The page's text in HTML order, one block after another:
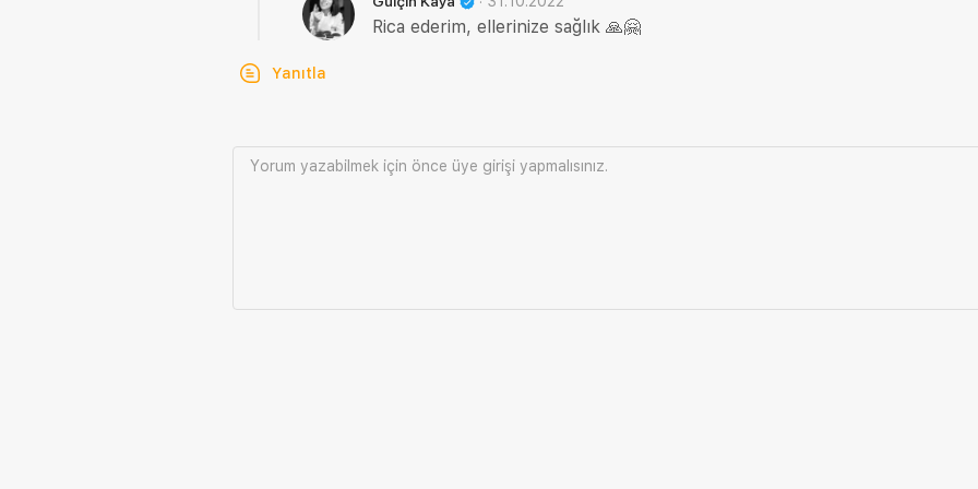
Rica ederim, ellerinize sağlık 🙏🤗
Yanıtla
Yorum yazabilmek için önce üye girişi yapmalısınız.